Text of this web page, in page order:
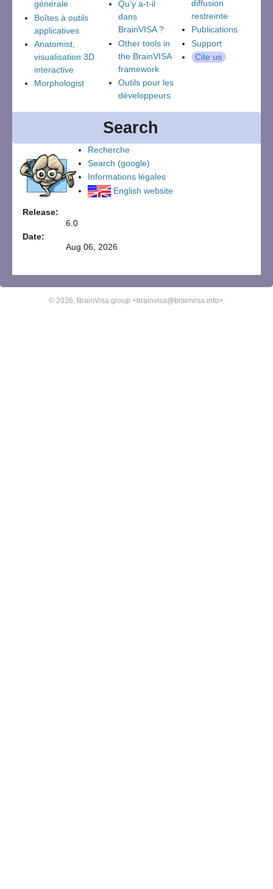
générale
Boîtes à outils
applicatives
Anatomist,
visualisation 3D
interactive
Morphologist
Qu’y a-t-il
dans
BrainVISA ?
Other tools in
the BrainVISA
framework
Outils pour les
développeurs
diffusion
restreinte
Publications
Support
Cite us
Search
Recherche
Search (google)
Informations légales
English website
Release:
6.0
Date:
Aug 06, 2026
© 2026, BrainVisa group <brainvisa@brainvisa.info>.